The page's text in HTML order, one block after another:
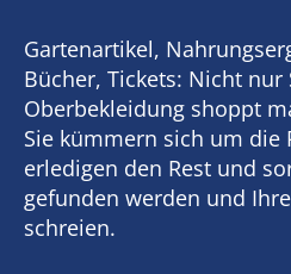
Gartenartikel,
Bücher, Tickets: Nicht nur
Oberbekleidung shoppt
Sie kümmern sich um die
erledigen den Rest und
gefunden werden und
schreien.